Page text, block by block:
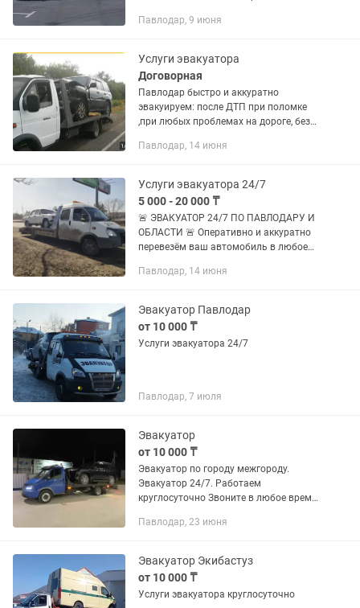
Павлодар, 9 июня
Услуги эвакуатора
Договорная
Павлодар быстро и аккуратно
эвакуируем: после ДТП при поломке
,при любых проблемах на дороге, без
Опытная работа авто до 3.5
Павлодар, 14 июня
Услуги эвакуатора 24/7
5 000 - 20 000 ₸
🚨 ЭВАКУАТОР 24/7 ПО ПАВЛОДАРУ И
ОБЛАСТИ 🚨 Оперативно и аккуратно
перевезём ваш автомобиль в любое
Павлодару, области и по всему
пределы РК 🔹...
Павлодар, 14 июня
Эвакуатор Павлодар
от 10 000 ₸
Услуги эвакуатора 24/7
Павлодар, 7 июля
Эвакуатор
от 10 000 ₸
Эвакуатор по городу межгороду.
Эвакуатор 24/7. Работаем
круглосуточно Звоните в любое время
Павлодар-Астана Павлодар-Аксу
Баянаул...
Павлодар, 23 июня
Эвакуатор Экибастуз
от 10 000 ₸
Услуги эвакуатора круглосуточно